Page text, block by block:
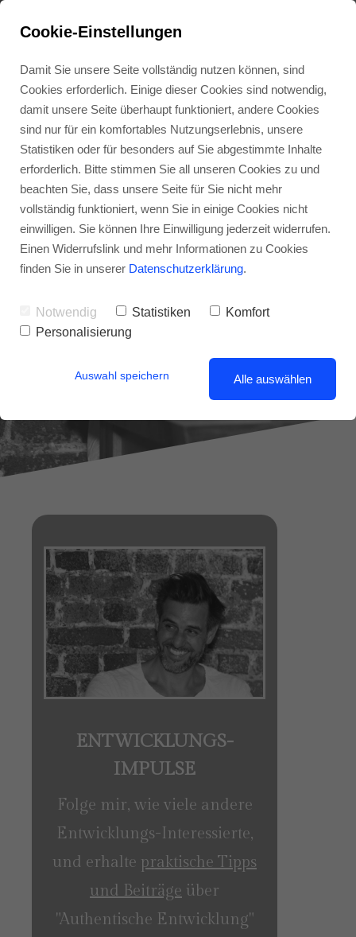
Folge 12 # "Das
Hobby zum Beruf
machen - Vom
Sportstudenten
zum Olympia-
Reporter" -
(WDR)
ENTWICKLUNGS-
IMPULSE
Folge mir, wie viele andere
Entwicklungs-Interessierte,
und erhalte praktische Tipps
und Beiträge über
"Authentische Entwicklung"
Cookie-Einstellungen
Damit Sie unsere Seite vollständig nutzen können, sind
Cookies erforderlich. Einige dieser Cookies sind notwendig,
damit unsere Seite überhaupt funktioniert, andere Cookies
sind nur für ein komfortables Nutzungserlebnis, unsere
Statistiken oder für besonders auf Sie abgestimmte Inhalte
erforderlich. Bitte stimmen Sie all unseren Cookies zu und
beachten Sie, dass unsere Seite für Sie nicht mehr
vollständig funktioniert, wenn Sie in einige Cookies nicht
einwilligen. Sie können Ihre Einwilligung jederzeit widerrufen.
Einen Widerrufslink und mehr Informationen zu Cookies
finden Sie in unserer Datenschutzerklärung.
Notwendig Statistiken
Komfort
Personalisierung
Auswahl speichern Alle auswählen